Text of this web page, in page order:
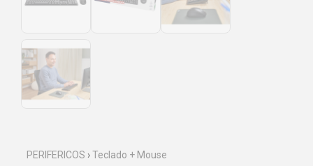
PERIFERICOS ›Teclado + Mouse